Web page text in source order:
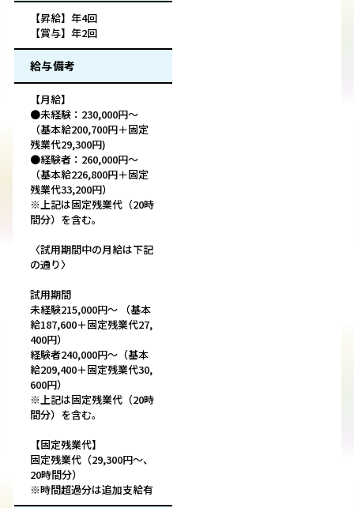
【昇給】年4回
【賞与】年2回
給与備考
【月給】
●未経験：230,000円～
（基本給200,700円＋固定
残業代29,300円)
●経験者：260,000円～
（基本給226,800円＋固定
残業代33,200円）
※上記は固定残業代（20時
間分）を含む。
〈試用期間中の月給は下記
の通り〉
試用期間
未経験215,000円～ （基本
給187,600＋固定残業代27,
400円）
経験者240,000円～（基本
給209,400＋固定残業代30,
600円）
※上記は固定残業代（20時
間分）を含む。
【固定残業代】
固定残業代（29,300円～、
20時間分）
※時間超過分は追加支給有